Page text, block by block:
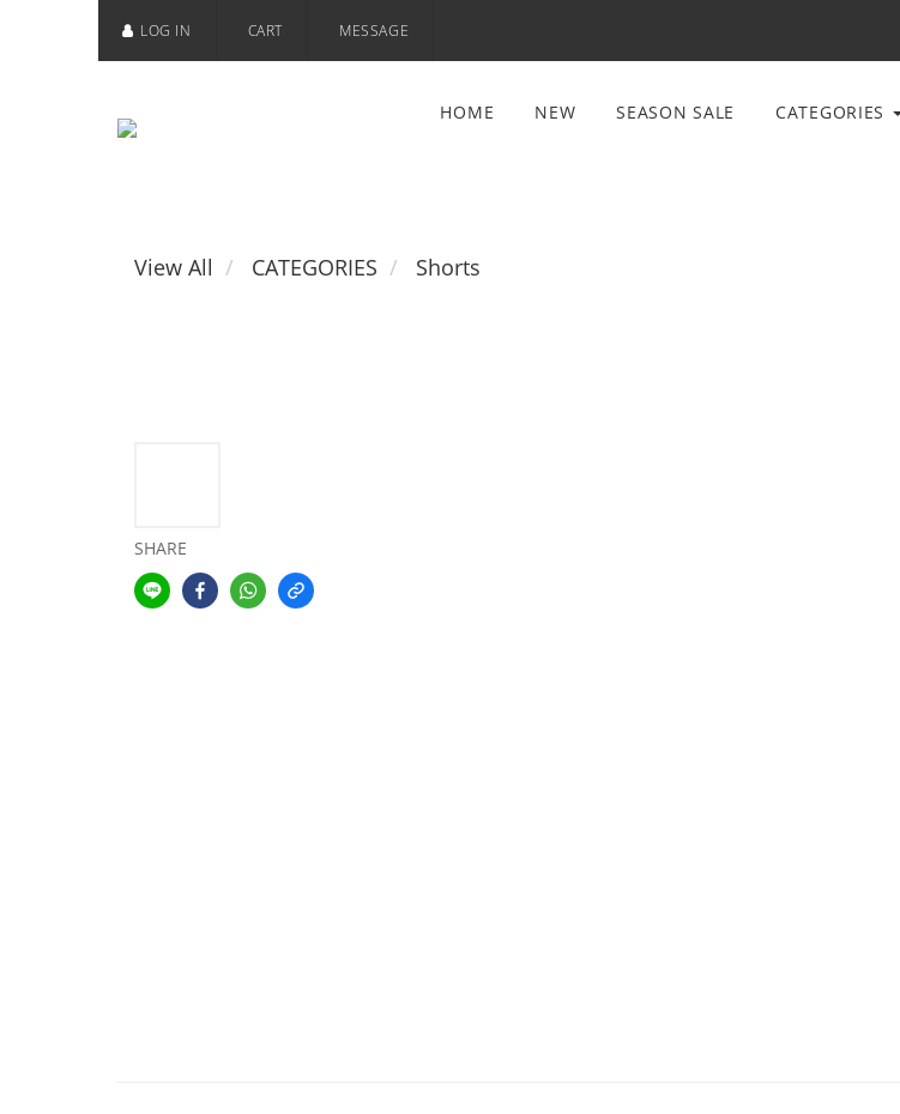
LOG IN CART MESSAGE
HOME NEW SEASON SALE CATEGORIES
View All CATEGORIES Shorts
SHARE